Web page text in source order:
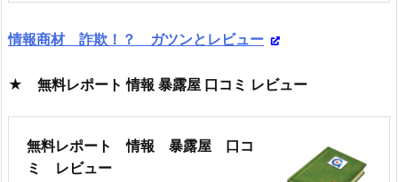
情報商材 詐欺！？ ガツンとレビュー
★ 無料レポート 情報 暴露屋 口コミ レビュー
無料レポート 情報 暴露屋 口コ
ミ レビュー